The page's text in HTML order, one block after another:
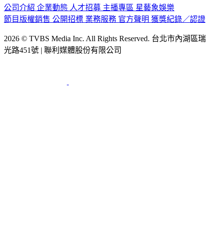
公司介紹 企業動態 人才招募 主播專區 星藝象娛樂
節目版權銷售 公開招標 業務服務 官方聲明 獲獎紀錄／認證
2026 © TVBS Media Inc. All Rights Reserved. 台北市內湖區瑞
光路451號 | 聯利媒體股份有限公司